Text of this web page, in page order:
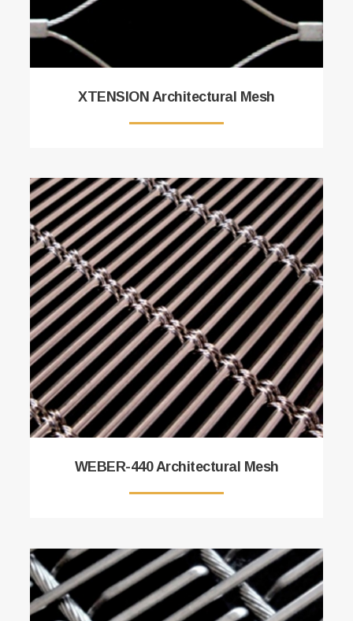
XTENSION Architectural Mesh
WEBER-440 Architectural Mesh